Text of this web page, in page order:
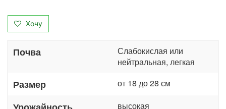
Хочу
Почва
Слабокислая или
нейтральная, легкая
Размер от 18 до 28 см
Урожайность высокая